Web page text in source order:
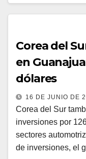
Corea del
en
dólares
16 DE JUNIO DE
Corea del Sur
inversiones por
sectores
de inversiones, el